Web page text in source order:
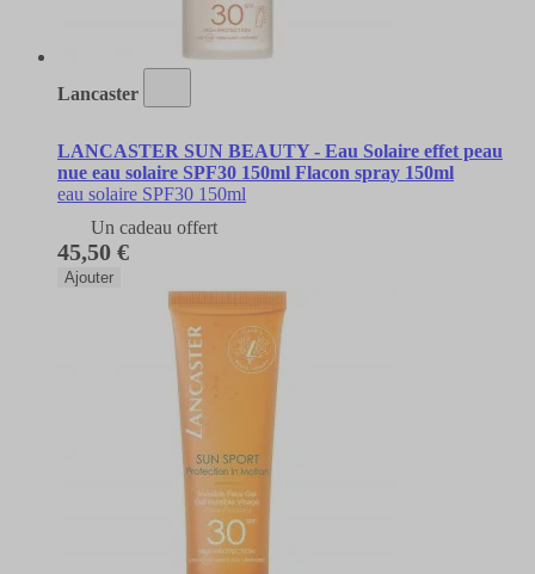
Lancaster
LANCASTER SUN BEAUTY - Eau Solaire effet peau
nue eau solaire SPF30 150ml Flacon spray 150ml
eau solaire SPF30 150ml
Un cadeau offert
45,50 €
Ajouter